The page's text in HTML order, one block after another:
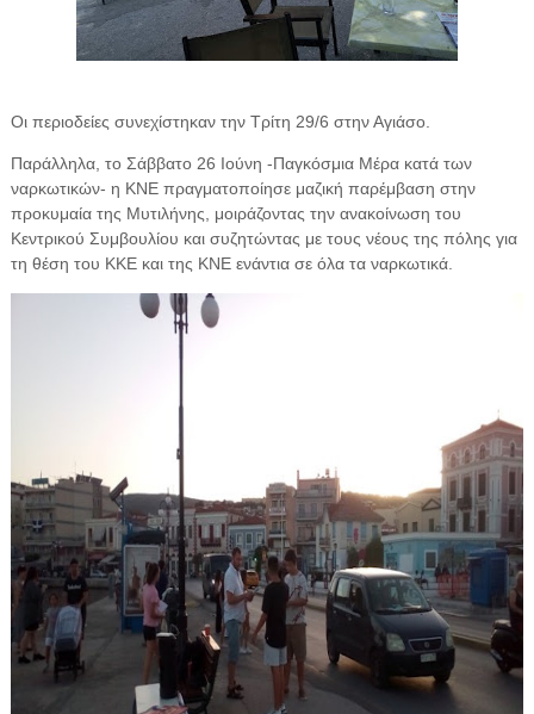
Οι περιοδείες συνεχίστηκαν την Τρίτη 29/6 στην Αγιάσο.
Παράλληλα, το Σάββατο 26 Ιούνη -Παγκόσμια Μέρα κατά των
ναρκωτικών- η ΚΝΕ πραγματοποίησε μαζική παρέμβαση στην
προκυμαία της Μυτιλήνης, μοιράζοντας την ανακοίνωση του
Κεντρικού Συμβουλίου και συζητώντας με τους νέους της πόλης για
τη θέση του ΚΚΕ και της ΚΝΕ ενάντια σε όλα τα ναρκωτικά.